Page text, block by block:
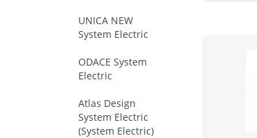
UNICA NEW
System Electric
ODACE System
Electric
Atlas Design
System Electric
(System Electric)